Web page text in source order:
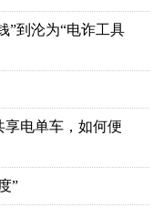
”到沦为“电诈工具
电单车，如何便
”